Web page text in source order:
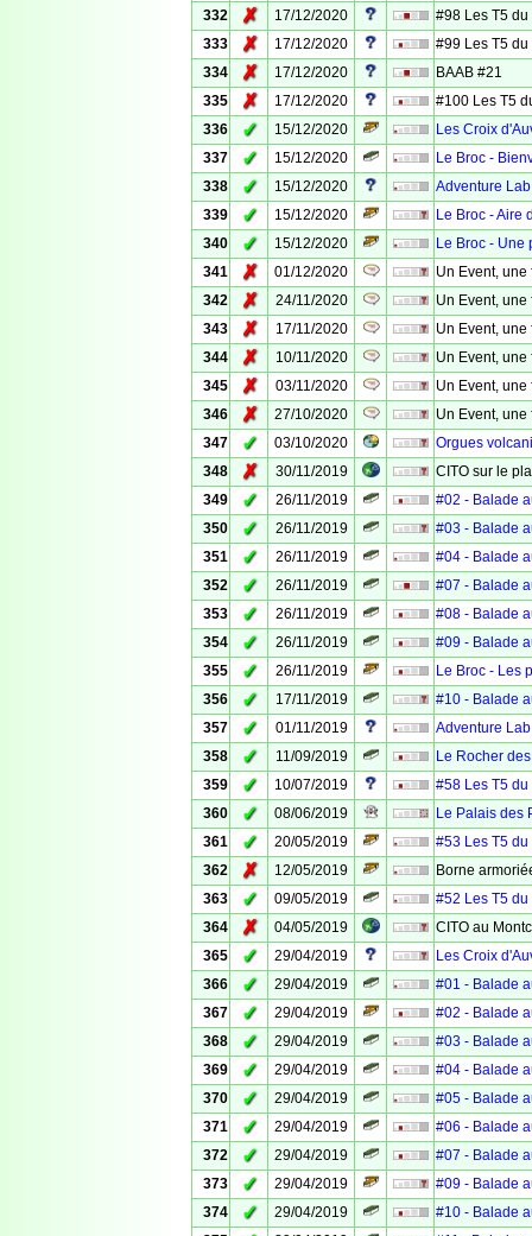
332
✗ 17/12/2020
#98 Les T5
333
✗ 17/12/2020
#99 Les T5
334
✗ 17/12/2020
BAAB #21
335
✗ 17/12/2020
#100 Les T5
336
✓ 15/12/2020
Les Croix
337
✓ 15/12/2020
Le Broc -
338
✓ 15/12/2020
Adventure
339
✓ 15/12/2020
Le Broc - Aire
340
✓ 15/12/2020
Le Broc - Une
341
✗ 01/12/2020
Un Event,
342
✗ 24/11/2020
Un Event,
343
✗ 17/11/2020
Un Event,
344
✗ 10/11/2020
Un Event,
345
✗ 03/11/2020
Un Event,
346
✗ 27/10/2020
Un Event,
347
✓ 03/10/2020
Orgues
348
✗ 30/11/2019
CITO sur le
349
✓ 26/11/2019
#02 - Balade
350
✓ 26/11/2019
#03 - Balade
351
✓ 26/11/2019
#04 - Balade
352
✓ 26/11/2019
#07 - Balade
353
✓ 26/11/2019
#08 - Balade
354
✓ 26/11/2019
#09 - Balade
355
✓ 26/11/2019
Le Broc - Les
356
✓ 17/11/2019
#10 - Balade
357
✓ 01/11/2019
Adventure
358
✓ 11/09/2019
Le Rocher
359
✓ 10/07/2019
#58 Les T5
360
✓ 08/06/2019
Le Palais des
361
✓ 20/05/2019
#53 Les T5
362
✗ 12/05/2019
Borne
363
✓ 09/05/2019
#52 Les T5
364
✗ 04/05/2019
CITO au
365
✓ 29/04/2019
Les Croix
366
✓ 29/04/2019
#01 - Balade
367
✓ 29/04/2019
#02 - Balade
368
✓ 29/04/2019
#03 - Balade
369
✓ 29/04/2019
#04 - Balade
370
✓ 29/04/2019
#05 - Balade
371
✓ 29/04/2019
#06 - Balade
372
✓ 29/04/2019
#07 - Balade
373
✓ 29/04/2019
#09 - Balade
374
✓ 29/04/2019
#10 - Balade